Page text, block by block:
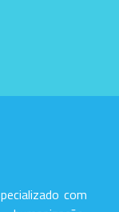
com